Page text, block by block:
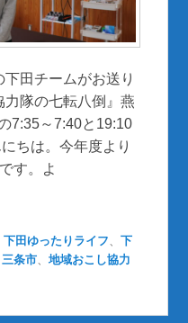
田チームがお送り
隊の七転八倒』燕
7:35～7:40と19:10
ちは。今年度より
す。よ
下田ゆったりライフ、下
三条市、地域おこし協力